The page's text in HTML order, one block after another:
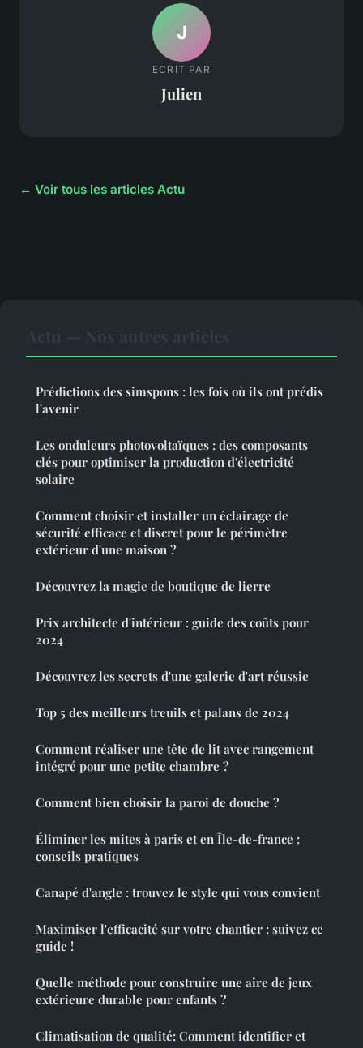
J
ECRIT PAR
Julien
← Voir tous les articles Actu
Prédictions des simspons : les fois où ils ont prédis
l'avenir
Les onduleurs photovoltaïques : des composants
clés pour optimiser la production d'électricité
solaire
Comment choisir et installer un éclairage de
sécurité efficace et discret pour le périmètre
extérieur d'une maison ?
Découvrez la magie de boutique de lierre
Prix architecte d'intérieur : guide des coûts pour
2024
Découvrez les secrets d'une galerie d'art réussie
Top 5 des meilleurs treuils et palans de 2024
Comment réaliser une tête de lit avec rangement
intégré pour une petite chambre ?
Comment bien choisir la paroi de douche ?
Éliminer les mites à paris et en Île-de-france :
conseils pratiques
Canapé d'angle : trouvez le style qui vous convient
Maximiser l'efficacité sur votre chantier : suivez ce
guide !
Quelle méthode pour construire une aire de jeux
extérieure durable pour enfants ?
Climatisation de qualité: Comment identifier et